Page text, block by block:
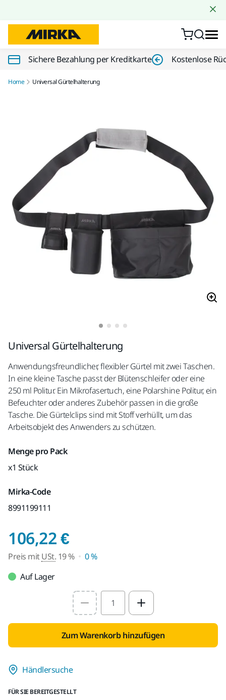
Sichere Bezahlung per Kreditkarte Kostenlose
Home Universal Gürtelhalterung
Universal Gürtelhalterung
Anwendungsfreundlicher, flexibler Gürtel mit zwei Taschen.
In eine kleine Tasche passt der Blütenschleifer oder eine
250 ml Politur. Ein Mikrofasertuch, eine Polarshine Politur, ein
Befeuchter oder anderes Zubehör passen in die große
Tasche. Die Gürtelclips sind mit Stoff verhüllt, um das
Arbeitsobjekt des Anwenders zu schützen.
Menge pro Pack
x1 Stück
Mirka-Code
8991199111
106,22 €Preis mit USt. 19 %
Preis mitUSt. 19 %
0 %
Auf Lager
Select quantity value
Zum Warenkorb hinzufügen
Händlersuche
FÜR SIE BEREITGESTELLT